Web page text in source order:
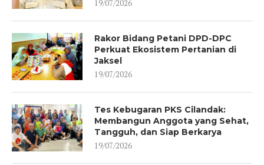
19/07/2026
Rakor Bidang Petani DPD-DPC
Perkuat Ekosistem Pertanian di
Jaksel
19/07/2026
Tes Kebugaran PKS Cilandak:
Membangun Anggota yang Sehat,
Tangguh, dan Siap Berkarya
19/07/2026